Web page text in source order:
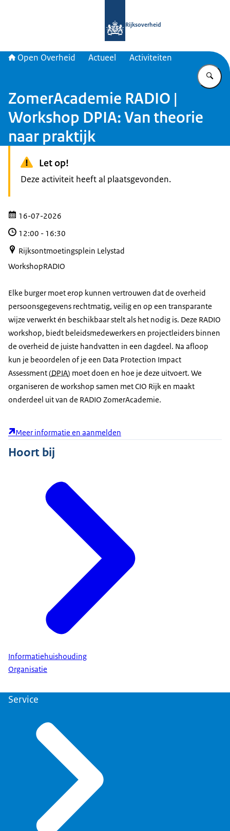
Rijksoverheid
Open Overheid Actueel Activiteiten
ZomerAcademie RADIO |
Workshop DPIA: Van theorie
naar praktijk
Let op!
Deze activiteit heeft al plaatsgevonden.
16-07-2026
12:00 - 16:30
Rijksontmoetingsplein Lelystad
WorkshopRADIO
Elke burger moet erop kunnen vertrouwen dat de overheid
persoonsgegevens rechtmatig, veilig en op een transparante
wijze verwerkt én beschikbaar stelt als het nodig is. Deze RADIO
workshop, biedt beleidsmedewerkers en projectleiders binnen
de overheid de juiste handvatten in een dagdeel. Na afloop
kun je beoordelen of je een Data Protection Impact
Assessment (DPIA) moet doen en hoe je deze uitvoert. We
organiseren de workshop samen met CIO Rijk en maakt
onderdeel uit van de RADIO ZomerAcademie.
Meer informatie en aanmelden
Hoort bij
Informatiehuishouding
Organisatie
Service